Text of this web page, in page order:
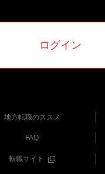
ログイン
地方転職のススメ
FAQ
転職サイト